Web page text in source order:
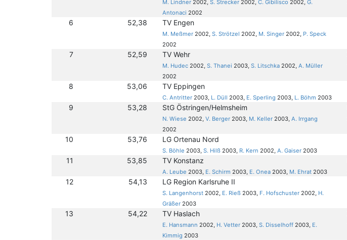
M. Lindner 2002,S. Strecker 2002,C. Gibilisco 2002,G.
Antonaci 2002
6 52,38 TV Engen
M. Meßmer 2002,S. Strötzel 2002, M. Singer 2002, P. Speck
2002
7 52,59 TV Wehr
M. Hudec 2002,S. Thanei 2003,S. Litschka 2002,A. Müller
2002
8 53,06 TV Eppingen
C. Antritter 2003, L. Düll 2003, E. Sperling 2003, L. Böhm 2003
9 53,28 StG Östringen/Helmsheim
N. Wiese 2002,V. Berger 2003, M. Keller 2003,A. Irrgang
2002
10 53,76 LG Ortenau Nord
S. Böhle 2003,S. Hilß 2003, R. Kern 2002,A. Gaiser 2003
11 53,85 TV Konstanz
A. Leube 2003, E. Schirm 2003, E. Onea 2003, M. Ehrat 2003
12 54,13 LG Region Karlsruhe II
S. Langenhorst 2002, E. Rieß 2003, F. Hofschuster 2002, H.
Gräßer 2003
13 54,22 TV Haslach
E. Hansmann 2002, H. Vetter 2003,S. Disselhoff 2003, E.
Kimmig 2003